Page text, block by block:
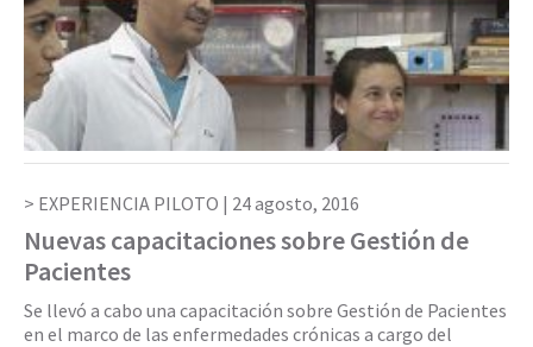
EXPERIENCIA PILOTO | 24 agosto, 2016
Nuevas capacitaciones sobre Gestión de
Pacientes
Se llevó a cabo una capacitación sobre Gestión de Pacientes
en el marco de las enfermedades crónicas a cargo del